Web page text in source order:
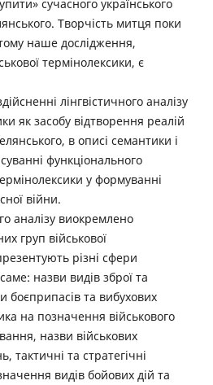
сучасного українського
Творчість митця поки
наше дослідження,
термінолексики, є
лінгвістичного аналізу
як засобу відтворення реалій
в описі семантики і
функціонального
у формуванні
війни.
аналізу виокремлено
груп військової
різні сфери
назви видів зброї та
боєприпасів та вибухових
на позначення військового
назви військових
тактичні та стратегічні
видів бойових дій та